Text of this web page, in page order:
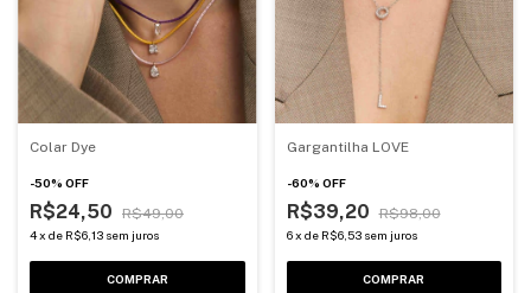
Colar Dye
-50% OFF
R$24,50 R$49,00
4x de R$6,13 sem juros
COMPRAR
Gargantilha LOVE
-60% OFF
R$39,20 R$98,00
6 x de R$6,53 sem juros
COMPRAR